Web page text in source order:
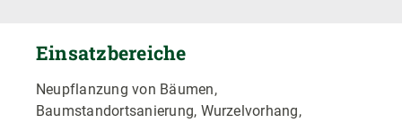
Einsatzbereiche
Neupflanzung von Bäumen,
Baumstandortsanierung, Wurzelvorhang,